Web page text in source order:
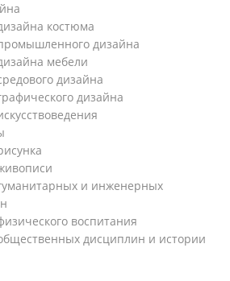
костюма
дизайна
мебели
дизайна
дизайна
и инженерных
воспитания
дисциплин и истории